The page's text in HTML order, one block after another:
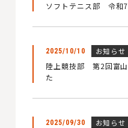
ソフトテニス部 令和
2025/10/10 お知らせ
陸上競技部 第2回富
た
2025/09/30 お知らせ